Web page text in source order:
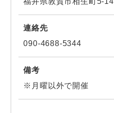
連絡先
090-4688-5344
備考
※月曜以外で開催